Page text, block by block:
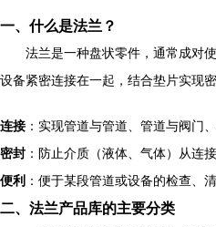
一、什么是法兰？
法兰是一种盘状零件，通常成对
设备紧密连接在一起，结合垫片实现
连接 ：实现管道与管道、管道与阀门
密封 ：防止介质（液体、气体）从连接
便利 ：便于某段管道或设备的检查、
二、法兰产品库的主要分类